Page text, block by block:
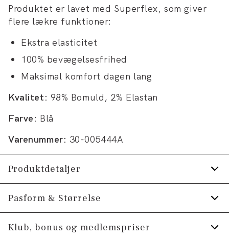
Produktet er lavet med Superflex, som giver
flere lækre funktioner:
Ekstra elasticitet
100% bevægelsesfrihed
Maksimal komfort dagen lang
Kvalitet: 98% Bomuld, 2% Elastan
Farve: Blå
Varenummer: 30-005444A
Produktdetaljer
Bagpå er der to paspolerede lommer med
knapper.
Lavet med Superflex, der giver ekstra
Pasform & Størrelse
Fit:Relaxed loose fit
Klub, bonus og medlemspriser